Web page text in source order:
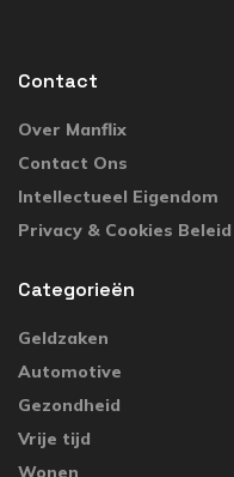
Contact
Over Manflix
Contact Ons
Intellectueel Eigendom
Privacy & Cookies Beleid
Categorieën
Geldzaken
Automotive
Gezondheid
Vrije tijd